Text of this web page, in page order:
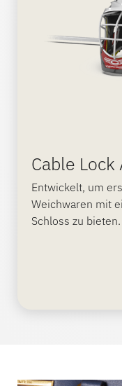
Cable Lock
Entwickelt, um
Weichwaren mit
Schloss zu bieten.